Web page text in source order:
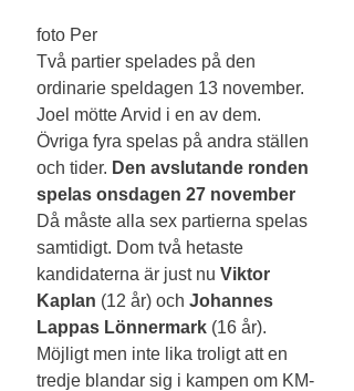
foto Per
Två partier spelades på den
ordinarie speldagen 13 november.
Joel mötte Arvid i en av dem.
Övriga fyra spelas på andra ställen
och tider. Den avslutande ronden
spelas onsdagen 27 november
Då måste alla sex partierna spelas
samtidigt. Dom två hetaste
kandidaterna är just nu Viktor
Kaplan (12 år) och Johannes
Lappas Lönnermark (16 år).
Möjligt men inte lika troligt att en
tredje blandar sig i kampen om KM-